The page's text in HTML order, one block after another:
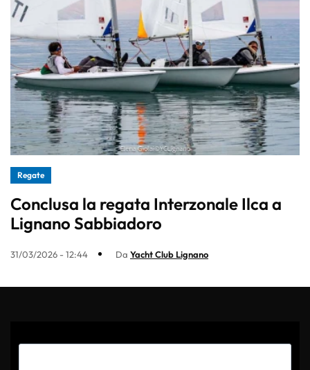
Regate
Conclusa la regata Interzonale Ilca a
Lignano Sabbiadoro
31/03/2026 - 12:44 Da Yacht Club Lignano